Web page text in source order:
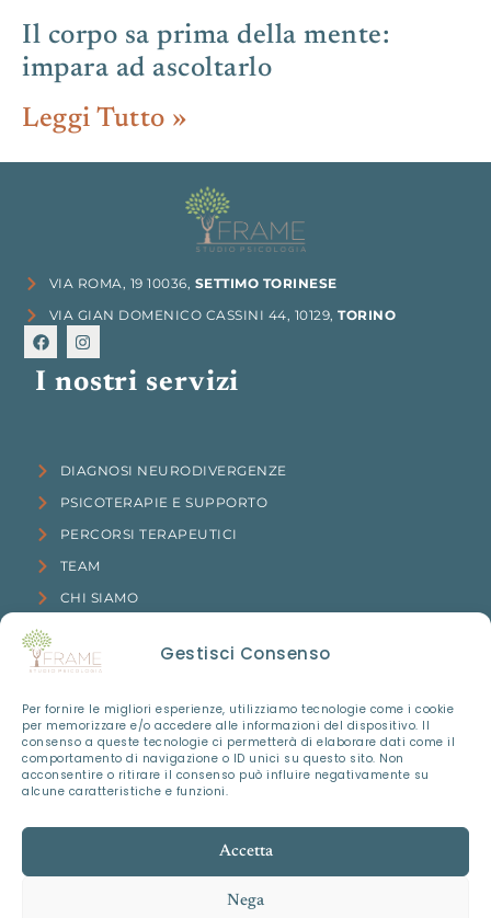
Gestisci Consenso
Per fornire le migliori esperienze, utilizziamo tecnologie come i cookie
per memorizzare e/o accedere alle informazioni del dispositivo. Il
consenso a queste tecnologie ci permetterà di elaborare dati come il
comportamento di navigazione o ID unici su questo sito. Non
acconsentire o ritirare il consenso può influire negativamente su
alcune caratteristiche e funzioni.
Accetta
Nega
Il corpo sa prima della mente:
impara ad ascoltarlo
Leggi Tutto »
VIA ROMA, 19 10036, SETTIMO TORINESE
VIA GIAN DOMENICO CASSINI 44, 10129, TORINO
I nostri servizi
DIAGNOSI NEURODIVERGENZE
PSICOTERAPIE E SUPPORTO
PERCORSI TERAPEUTICI
TEAM
CHI SIAMO
Legal
PRIVACY POLICY
COOKIE POLICY
TUTTI I DIRITTI RISERVATI © 2024 STUDIOPSICOLOGIAFRAME.IT
– P.IVA: 13104450013